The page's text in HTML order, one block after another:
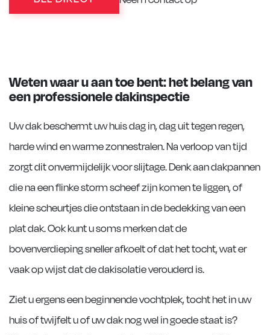
Weten waar u aan toe bent: het belang van
een professionele dakinspectie
Uw dak beschermt uw huis dag in, dag uit tegen regen,
harde wind en warme zonnestralen. Na verloop van tijd
zorgt dit onvermijdelijk voor slijtage. Denk aan dakpannen
die na een flinke storm scheef zijn komen te liggen, of
kleine scheurtjes die ontstaan in de bedekking van een
plat dak. Ook kunt u soms merken dat de
bovenverdieping sneller afkoelt of dat het tocht, wat er
vaak op wijst dat de dakisolatie verouderd is.
Ziet u ergens een beginnende vochtplek, tocht het in uw
huis of twijfelt u of uw dak nog wel in goede staat is?